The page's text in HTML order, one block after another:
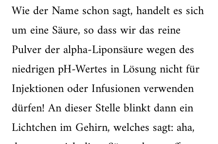
Wie der Name schon sagt, handelt es sich
um eine Säure, so dass wir das reine
Pulver der alpha-Liponsäure wegen des
niedrigen pH-Wertes in Lösung nicht für
Injektionen oder Infusionen verwenden
dürfen! An dieser Stelle blinkt dann ein
Lichtchen im Gehirn, welches sagt: aha,